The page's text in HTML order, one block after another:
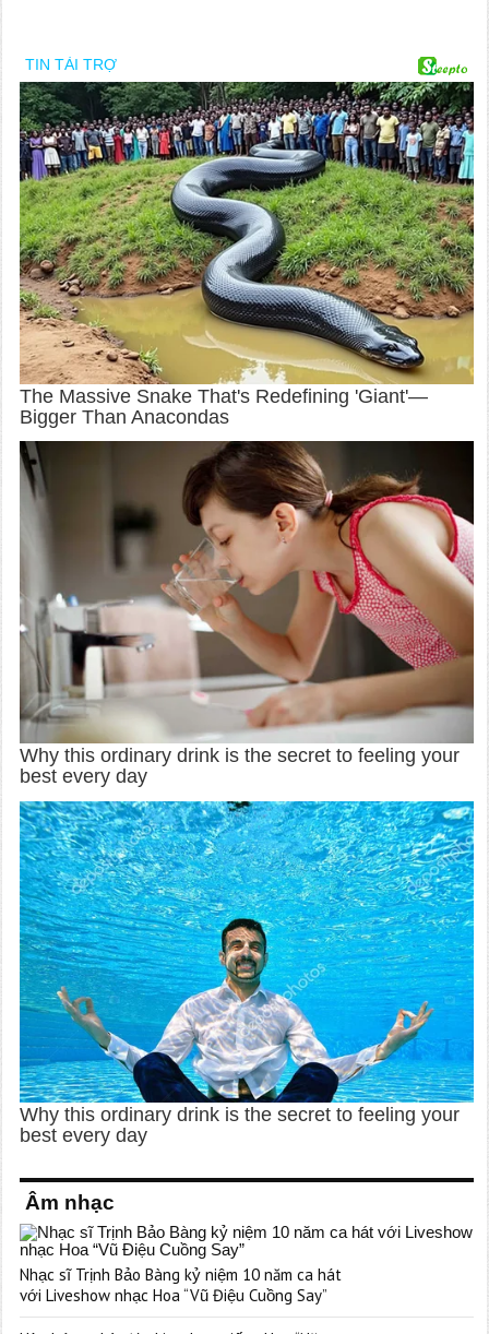
Âm nhạc
Nhạc sĩ Trịnh Bảo Bàng kỷ niệm 10 năm ca hát
với Liveshow nhạc Hoa “Vũ Điệu Cuồng Say”